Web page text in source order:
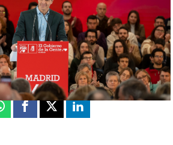
de febrero de 2023, 15:25
Facebook
X Linkedin